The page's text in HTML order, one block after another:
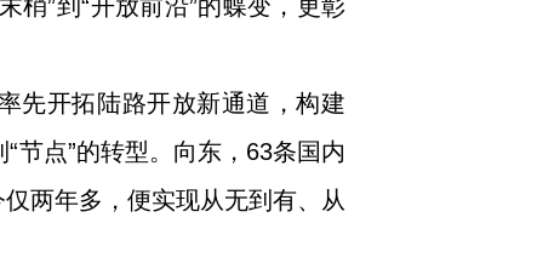
梢”到“开放前沿”的蝶变，更彰
先开拓陆路开放新通道，构建
节点”的转型。向东，63条国内
两年多，便实现从无到有、从